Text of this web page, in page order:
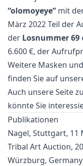
“olomoyeye” mit
März 2022 Teil der
der Losnummer 69
6.600 €, der
Weitere Masken und
finden Sie auf
Auch unsere Seite
könnte Sie
Publikationen
Nagel, Stuttgart, 11
Tribal Art Auction,
Würzburg, Germany